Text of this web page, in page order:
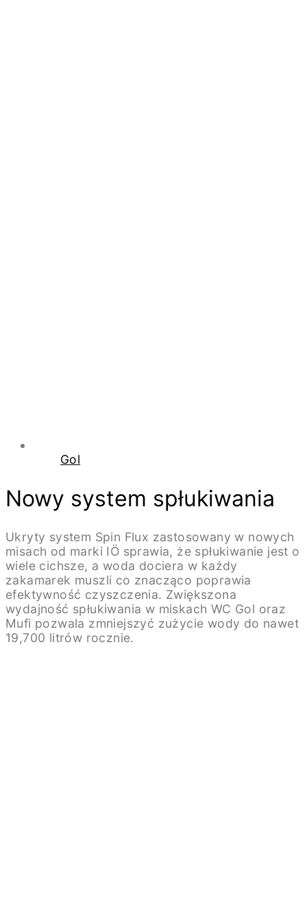
Gol
Nowy system spłukiwania
Ukryty system Spin Flux zastosowany w nowych
misach od marki IÖ sprawia, że spłukiwanie jest o
wiele cichsze, a woda dociera w każdy
zakamarek muszli co znacząco poprawia
efektywność czyszczenia. Zwiększona
wydajność spłukiwania w miskach WC Gol oraz
Mufi pozwala zmniejszyć zużycie wody do nawet
19,700 litrów rocznie.